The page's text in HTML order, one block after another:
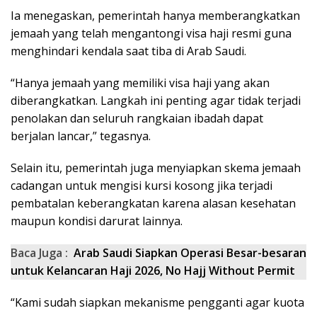
Ia menegaskan, pemerintah hanya memberangkatkan
jemaah yang telah mengantongi visa haji resmi guna
menghindari kendala saat tiba di Arab Saudi.
“Hanya jemaah yang memiliki visa haji yang akan
diberangkatkan. Langkah ini penting agar tidak terjadi
penolakan dan seluruh rangkaian ibadah dapat
berjalan lancar,” tegasnya.
Selain itu, pemerintah juga menyiapkan skema jemaah
cadangan untuk mengisi kursi kosong jika terjadi
pembatalan keberangkatan karena alasan kesehatan
maupun kondisi darurat lainnya.
Baca Juga : Arab Saudi Siapkan Operasi Besar-besaran
untuk Kelancaran Haji 2026, No Hajj Without Permit
“Kami sudah siapkan mekanisme pengganti agar kuota